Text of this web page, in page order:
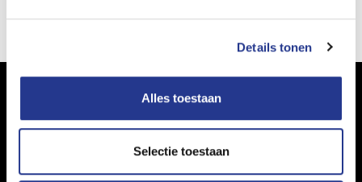
Details tonen
Alles toestaan
Selectie toestaan
PAASHUIS BEDRIJFSWAGENS B.V.
Koningslinde 6